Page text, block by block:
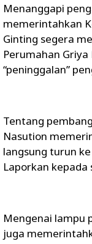
Menanggapi
memerintahkan
Ginting segera
Perumahan
“peninggalan”
Tentang
Nasution
langsung turun
Laporkan kepada
Mengenai lampu
juga